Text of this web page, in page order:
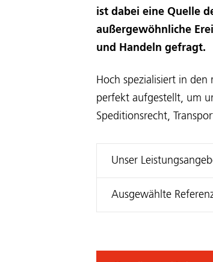
ist dabei eine Quelle
außergewöhnliche
und Handeln gefragt.
Hoch spezialisiert in
perfekt aufgestellt, um
Speditionsrecht,
Unser
Ausgewählte